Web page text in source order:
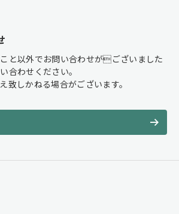
と以外でお問い合わせがございました
合わせください。
致しかねる場合がございます。